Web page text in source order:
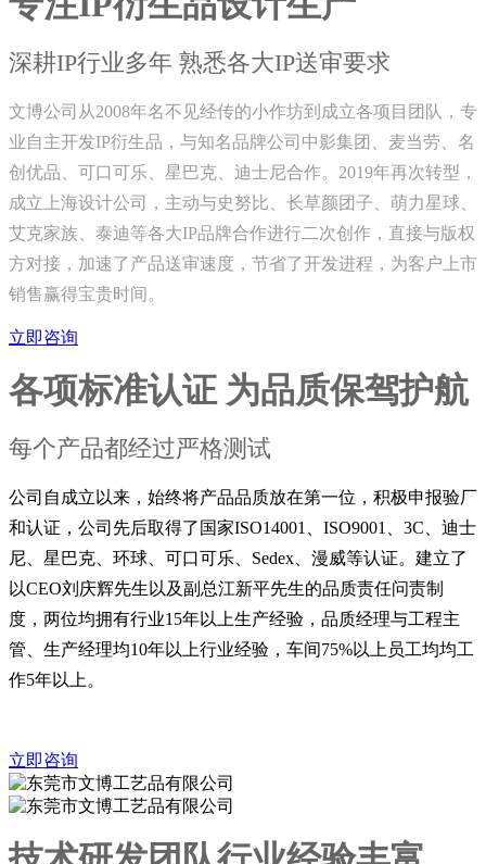
深耕IP行业多年 熟悉各大IP送审要求
文博公司从2008年名不见经传的小作坊到成立各项目团队，专
业自主开发IP衍生品，与知名品牌公司中影集团、麦当劳、名
创优品、可口可乐、星巴克、迪士尼合作。2019年再次转型，
成立上海设计公司，主动与史努比、长草颜团子、萌力星球、
艾克家族、泰迪等各大IP品牌合作进行二次创作，直接与版权
方对接，加速了产品送审速度，节省了开发进程，为客户上市
销售赢得宝贵时间。
立即咨询
各项标准认证 为品质保驾护航
每个产品都经过严格测试
公司自成立以来，始终将产品品质放在第一位，积极申报验厂
和认证，公司先后取得了国家ISO14001、ISO9001、3C、迪士
尼、星巴克、环球、可口可乐、Sedex、漫威等认证。建立了
以CEO刘庆辉先生以及副总江新平先生的品质责任问责制
度，两位均拥有行业15年以上生产经验，品质经理与工程主
管、生产经理均10年以上行业经验，车间75%以上员工均均工
作5年以上。
立即咨询